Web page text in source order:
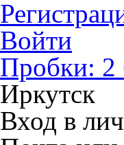
Войти
Пробки: 2
Иркутск
Вход в